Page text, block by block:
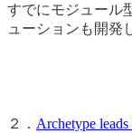
すでにモジュール
ューションも開発
２． Archetype